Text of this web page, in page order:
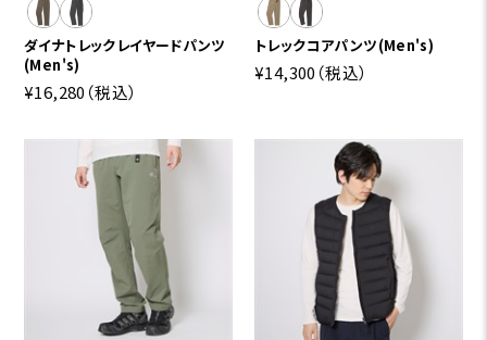
ダイナトレックレイヤードパンツ
(Men's)
¥16,280 （税込）
トレックコアパンツ(Men's)
¥14,300 （税込）